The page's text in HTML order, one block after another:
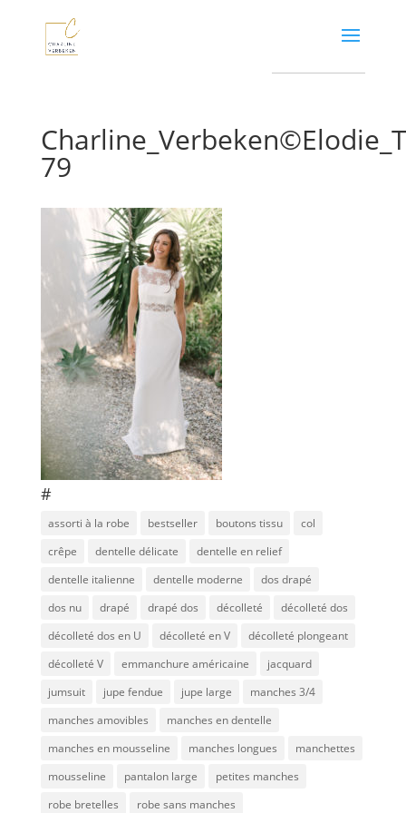
79
#
assorti à la robe bestseller boutons tissu
col
crêpe
dentelle délicate
dentelle en relief
dentelle italienne
dentelle moderne
dos drapé
dos nu
drapé drapé dos décolleté
décolleté dos
décolleté dos en U
décolleté en V
décolleté plongeant
décolleté V
emmanchure américaine
jacquard
jumsuit
jupe fendue jupe large
manches 3/4
manches amovibles
manches en dentelle
manches en mousseline
manches longues
manchettes
mousseline
pantalon large
petites manches
robe bretelles
robe sans manches